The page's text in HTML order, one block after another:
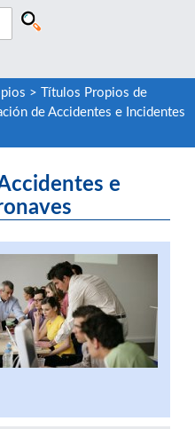
>
Títulos Propios de
de Accidentes e Incidentes
e